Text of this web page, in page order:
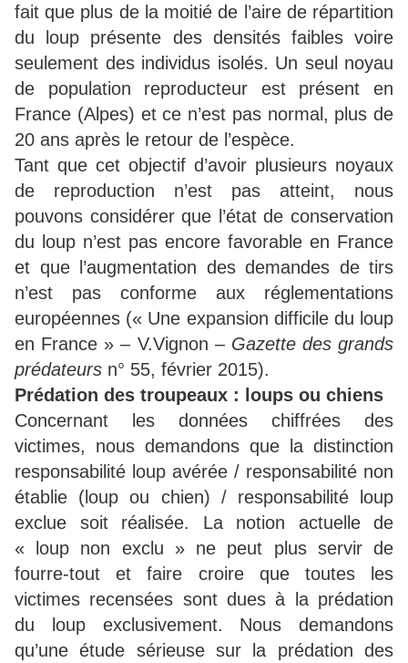
fait que plus de la moitié de l’aire de répartition
du loup présente des densités faibles voire
seulement des individus isolés. Un seul noyau
de population reproducteur est présent en
France (Alpes) et ce n’est pas normal, plus de
20 ans après le retour de l’espèce.
Tant que cet objectif d’avoir plusieurs noyaux
de reproduction n’est pas atteint, nous
pouvons considérer que l’état de conservation
du loup n’est pas encore favorable en France
et que l’augmentation des demandes de tirs
n’est pas conforme aux réglementations
européennes (« Une expansion difficile du loup
en France » – V.Vignon – Gazette des grands
prédateurs n° 55, février 2015).
Prédation des troupeaux : loups ou chiens
Concernant les données chiffrées des
victimes, nous demandons que la distinction
responsabilité loup avérée / responsabilité non
établie (loup ou chien) / responsabilité loup
exclue soit réalisée. La notion actuelle de
« loup non exclu » ne peut plus servir de
fourre-tout et faire croire que toutes les
victimes recensées sont dues à la prédation
du loup exclusivement. Nous demandons
qu’une étude sérieuse sur la prédation des